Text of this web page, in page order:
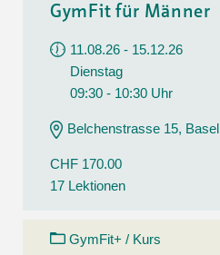
GymFit für Männer
11.08.26 - 15.12.26
Dienstag
09:30 - 10:30 Uhr
Belchenstrasse 15, Basel
CHF 170.00
17 Lektionen
GymFit+ / Kurs